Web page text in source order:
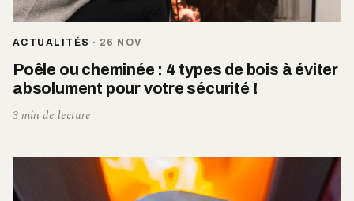
ACTUALITÉS · 26 NOV
Poêle ou cheminée : 4 types de bois à éviter
absolument pour votre sécurité !
3 min de lecture